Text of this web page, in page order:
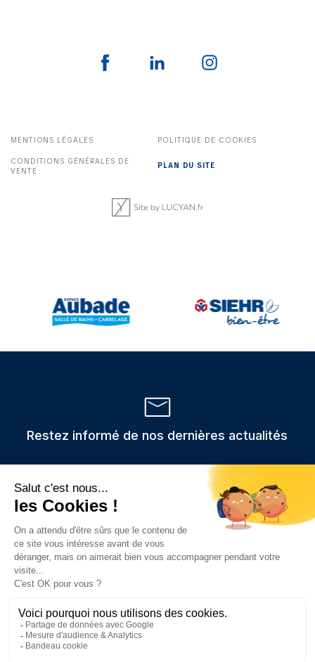
MENTIONS LÉGALES POLITIQUE DE COOKIES
CONDITIONS GÉNÉRALES DE
VENTE
PLAN DU SITE
Restez informé de nos dernières actualités
Veuillez
laisser
ce
champ
vide.
Les informations recueillies via ce formulaire sont stockées et
utilisées uniquement pour traiter votre demande,
conformément au RGPD.